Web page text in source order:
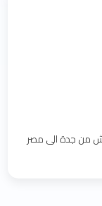
من جدة الى مصر